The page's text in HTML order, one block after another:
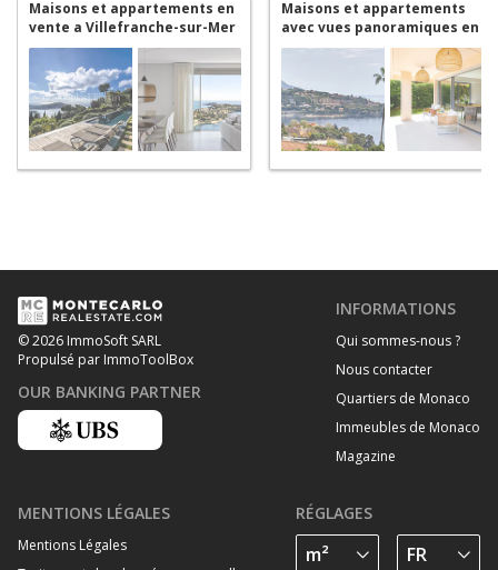
Maisons et appartements en
vente a Villefranche-sur-Mer
Maisons et appartements
avec vues panoramiques en
vente a Villefranche-sur-Mer
© 2026 ImmoSoft SARL
Propulsé par ImmoToolBox
OUR BANKING PARTNER
INFORMATIONS
Qui sommes-nous ?
Nous contacter
Quartiers de Monaco
Immeubles de Monaco
Magazine
MENTIONS LÉGALES
Mentions Légales
RÉGLAGES